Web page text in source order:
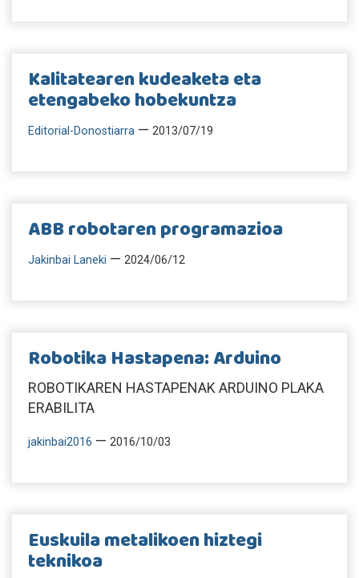
Kalitatearen kudeaketa eta
etengabeko hobekuntza
Editorial-Donostiarra — 2013/07/19
ABB robotaren programazioa
Jakinbai Laneki — 2024/06/12
Robotika Hastapena: Arduino
ROBOTIKAREN HASTAPENAK ARDUINO PLAKA
ERABILITA
jakinbai2016 — 2016/10/03
Euskuila metalikoen hiztegi
teknikoa